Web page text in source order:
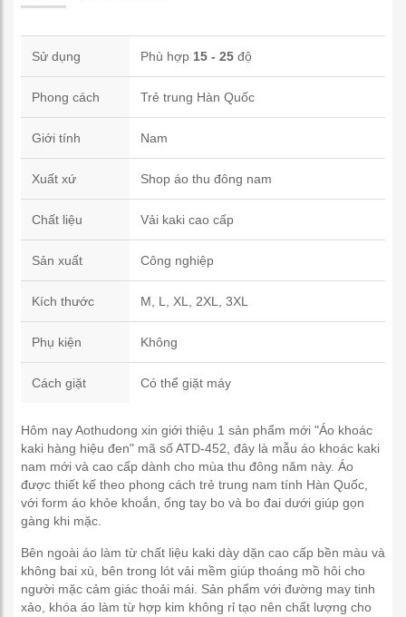
Sử dụng Phù hợp 15 - 25 độ
Phong cách Trẻ trung Hàn Quốc
Giới tính Nam
Xuất xứ Shop áo thu đông nam
Chất liệu Vải kaki cao cấp
Sản xuất Công nghiệp
Kích thước M, L, XL, 2XL, 3XL
Phụ kiện Không
Cách giặt Có thể giặt máy
Hôm nay Aothudong xin giới thiệu 1 sản phẩm mới "Áo khoác
kaki hàng hiệu đen" mã số ATD-452, đây là mẫu áo khoác kaki
nam mới và cao cấp dành cho mùa thu đông năm này. Áo
được thiết kế theo phong cách trẻ trung nam tính Hàn Quốc,
với form áo khỏe khoắn, ống tay bo và bo đai dưới giúp gọn
gàng khi mặc.
Bên ngoài áo làm từ chất liệu kaki dày dặn cao cấp bền màu và
không bai xù, bên trong lót vải mềm giúp thoáng mồ hôi cho
người mặc cảm giác thoải mái. Sản phẩm với đường may tinh
xảo, khóa áo làm từ hợp kim không rỉ tạo nên chất lượng cho